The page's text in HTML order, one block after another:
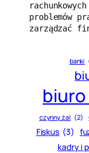
problemów
zarządzać
banki
czynny żal (2)
Fiskus (3)
kadry i